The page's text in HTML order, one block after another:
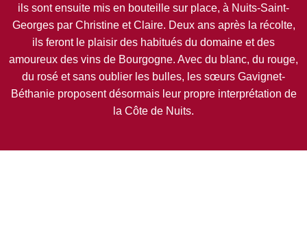
ils sont ensuite mis en bouteille sur place, à Nuits-Saint-
Georges par Christine et Claire. Deux ans après la récolte,
ils feront le plaisir des habitués du domaine et des
amoureux des vins de Bourgogne. Avec du blanc, du rouge,
du rosé et sans oublier les bulles, les sœurs Gavignet-
Béthanie proposent désormais leur propre interprétation de
la Côte de Nuits.